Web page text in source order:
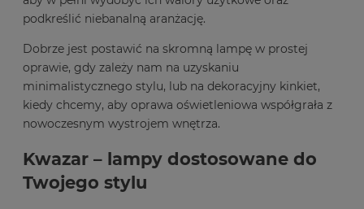
podkreślić niebanalną aranżację.
Dobrze jest postawić na skromną lampę w prostej
oprawie, gdy zależy nam na uzyskaniu
minimalistycznego stylu, lub na dekoracyjny kinkiet,
kiedy chcemy, aby oprawa oświetleniowa współgrała z
nowoczesnym wystrojem wnętrza.
Kwazar – lampy dostosowane do
Twojego stylu